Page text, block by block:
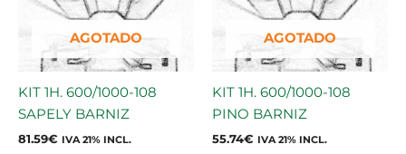
AGOTADO
KIT 1H. 600/1000-108
SAPELY BARNIZ
81.59€ IVA 21% INCL.
AGOTADO
KIT 1H. 600/1000-108
PINO BARNIZ
55.74€ IVA 21% INCL.